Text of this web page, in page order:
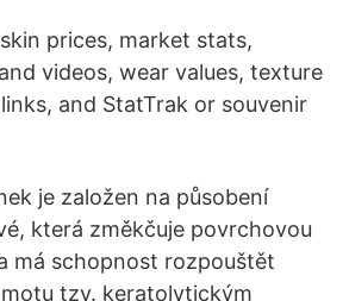
prices, market stats,
videos, wear values, texture
and StatTrak or souvenir
je založen na působení
která změkčuje povrchovou
má schopnost rozpouštět
tzv. keratolytickým